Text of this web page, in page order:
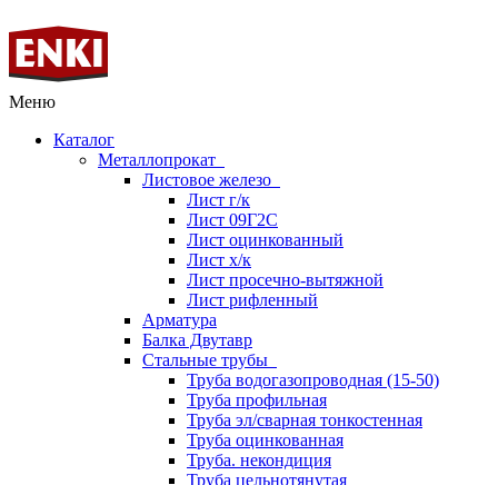
Меню
Каталог
Металлопрокат
Листовое железо
Лист г/к
Лист 09Г2С
Лист оцинкованный
Лист х/к
Лист просечно-вытяжной
Лист рифленный
Арматура
Балка Двутавр
Стальные трубы
Труба водогазопроводная (15-50)
Труба профильная
Труба эл/сварная тонкостенная
Труба оцинкованная
Труба. некондиция
Труба цельнотянутая